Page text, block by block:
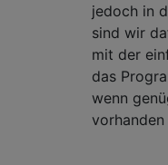
jedoch in
sind wir
mit der
das
wenn
vorhanden